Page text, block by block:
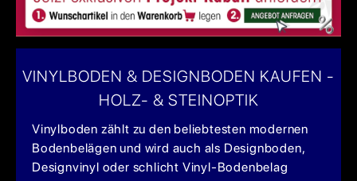
VINYLBODEN & DESIGNBODEN KAUFEN -
HOLZ- & STEINOPTIK
Vinylboden zählt zu den beliebtesten modernen
Bodenbelägen und wird auch als Designboden,
Designvinyl oder schlicht Vinyl-Bodenbelag